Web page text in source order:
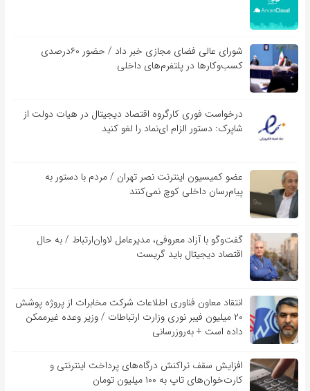
شورای عالی فضای مجازی خبر داد / حضور ۶۰درصدی
کسب‌و‌کارها در پلتفرم‌های داخلی
درخواست فوری کارگروه اقتصاد دیجیتال در هیات دولت از
شاپرک: دستور الزام ای‌نماد را لغو کنید
عضو کمیسیون اینترنت نصر تهران / مردم با دستور به
پیام‌رسان داخلی کوچ نمی‌کنند
گفت‌و‌گو با آزاد معروفی، مدیرعامل لاوان‌ارتباط / به حال
اقتصاد دیجیتال باید گریست
انتقاد معاون فناوری اطلاعات شرکت مخابرات از پروژه پوشش
۲۰ میلیون فیبر نوری وزارت ارتباطات / وزیر وعده غیرممکن
داده است + به‌روزرسانی
افزایش سقف تراکنش درگاه‌های پرداخت اینترنتی و
کارت‌خوان‌های تاپ به ۱۰۰ میلیون تومان